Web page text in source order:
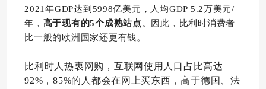
2021年GDP达到5998亿美元，人均GDP 5.2万美元/
年， 高于现有的5个成熟站点 。因此，比利时消费者
比一般的欧洲国家还更有钱。
比利时人热衷网购，互联网使用人口占比高达
92%，85%的人都会在网上买东西，高于德国、法